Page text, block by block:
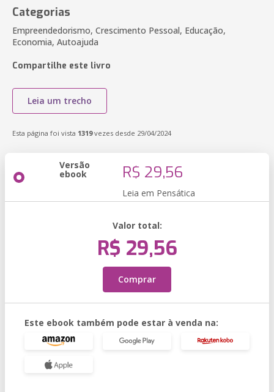
Categorias
Empreendedorismo, Crescimento Pessoal, Educação,
Economia, Autoajuda
Compartilhe este livro
Leia um trecho
Esta página foi vista 1319vezes desde 29/04/2024
Versão
ebook R$ 29,56
Leia em Pensática
Valor total:
R$ 29,56
Comprar
Este ebook também pode estar à venda na: